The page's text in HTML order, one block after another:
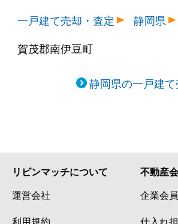
一戸建て売却・査定
静岡県
賀茂郡南伊豆町
静岡県の一戸建
リビンマッチについて
運営会社
利用規約
不動産
企業会
仕入れ